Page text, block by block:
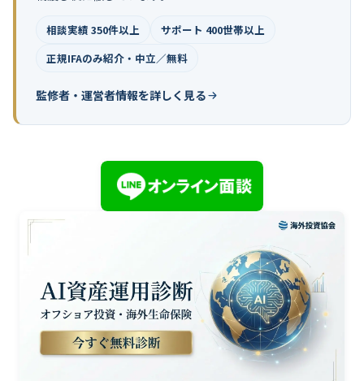
相談実績 350件以上
サポート 400世帯以上
正規IFAのみ紹介・中立／無料
監修者・運営者情報を詳しく見る